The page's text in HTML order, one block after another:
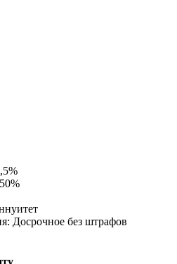
Досрочное без штрафов